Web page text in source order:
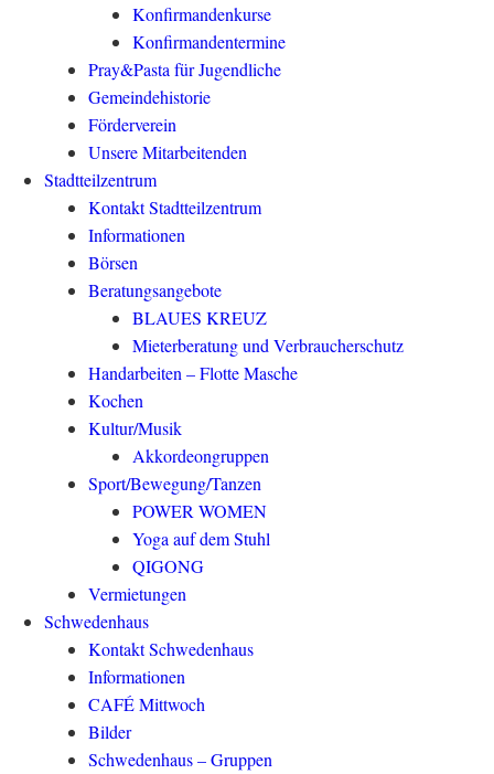
Konfirmandenkurse
Konfirmandentermine
Pray&Pasta für Jugendliche
Gemeindehistorie
Förderverein
Unsere Mitarbeitenden
Stadtteilzentrum
Kontakt Stadtteilzentrum
Informationen
Börsen
Beratungsangebote
BLAUES KREUZ
Mieterberatung und Verbraucherschutz
Handarbeiten – Flotte Masche
Kochen
Kultur/Musik
Akkordeongruppen
Sport/Bewegung/Tanzen
POWER WOMEN
Yoga auf dem Stuhl
QIGONG
Vermietungen
Schwedenhaus
Kontakt Schwedenhaus
Informationen
CAFÉ Mittwoch
Bilder
Schwedenhaus – Gruppen